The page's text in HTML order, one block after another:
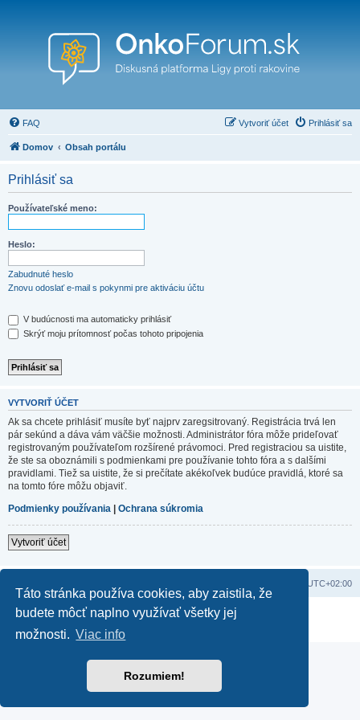
Táto stránka používa cookies, aby zaistila, že
budete môcť naplno využívať všetky jej
možnosti. Viac info
Rozumiem!
FAQ Prihlásiť sa
Vytvoriť účet
Domov Obsah portálu
Prihlásiť sa
Používateľské meno:
Heslo:
Zabudnuté heslo
Znovu odoslať e-mail s pokynmi pre aktiváciu účtu
V budúcnosti ma automaticky prihlásiť
Skrýť moju prítomnosť počas tohoto pripojenia
VYTVORIŤ ÚČET
Ak sa chcete prihlásiť musíte byť najprv zaregsitrovaný. Registrácia trvá len
pár sekúnd a dáva vám väčšie možnosti. Administrátor fóra môže prideľovať
registrovaným používateľom rozšírené právomoci. Pred registraciou sa uistite,
že ste sa oboznámili s podmienkami pre používanie tohto fóra a s dalšími
pravidlami. Tiež sa uistite, že si prečítate akékoľvek budúce pravidlá, ktoré sa
na tomto fóre môžu objaviť.
Podmienky používania | Ochrana súkromia
Vytvoriť účet
UTC+02:00
Založené naphpBB® Forum Software © phpBB Limited